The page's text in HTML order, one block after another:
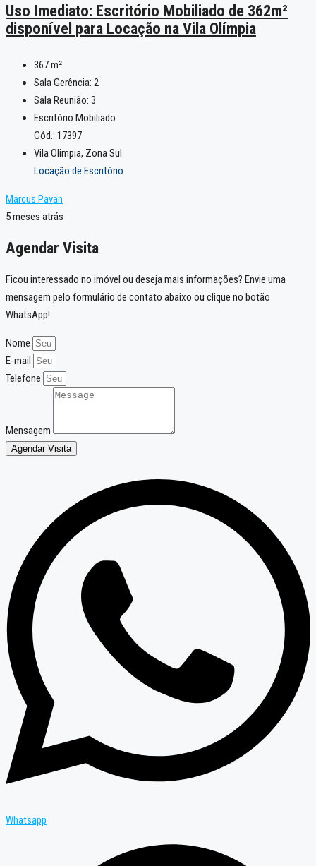
Uso Imediato: Escritório Mobiliado de 362m²
disponível para Locação na Vila Olímpia
367m²
Sala Gerência: 2
Sala Reunião: 3
Escritório Mobiliado
Cód.: 17397
Vila Olimpia, Zona Sul
Locação de Escritório
Marcus Pavan
5 meses atrás
Agendar Visita
Ficou interessado no imóvel ou deseja mais informações? Envie uma
mensagem pelo formulário de contato abaixo ou clique no botão
WhatsApp!
Nome
E-mail
Telefone
Mensagem
Agendar Visita
Whatsapp